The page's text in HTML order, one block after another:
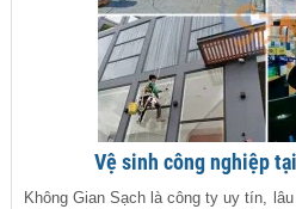
Vệ sinh công nghiệp
Không Gian Sạch là công ty uy tín,